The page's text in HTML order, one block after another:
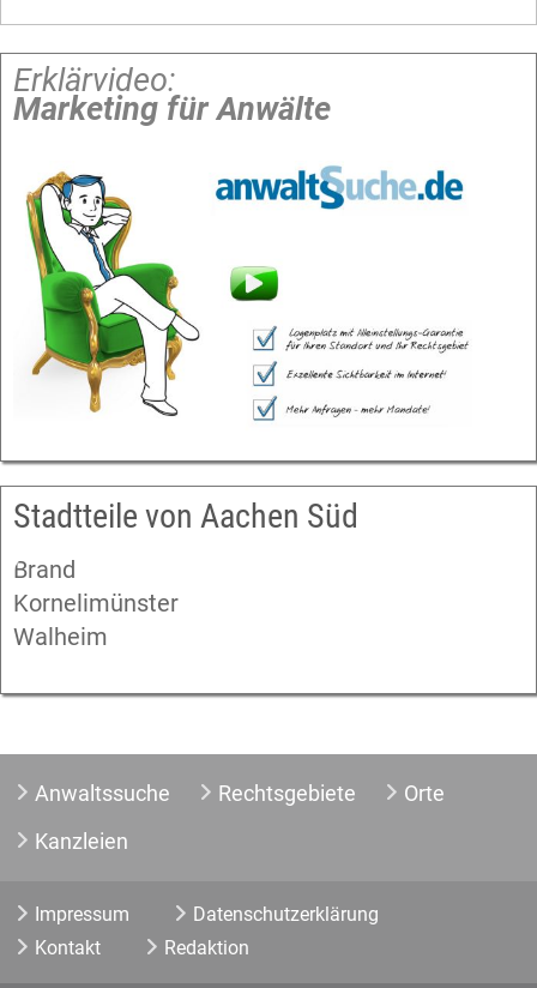
Erklärvideo:
Marketing für Anwälte
Stadtteile von Aachen Süd
Brand
Kornelimünster
Walheim
Anwaltssuche Rechtsgebiete
Orte
Kanzleien
Impressum
Datenschutzerklärung
Kontakt
Redaktion